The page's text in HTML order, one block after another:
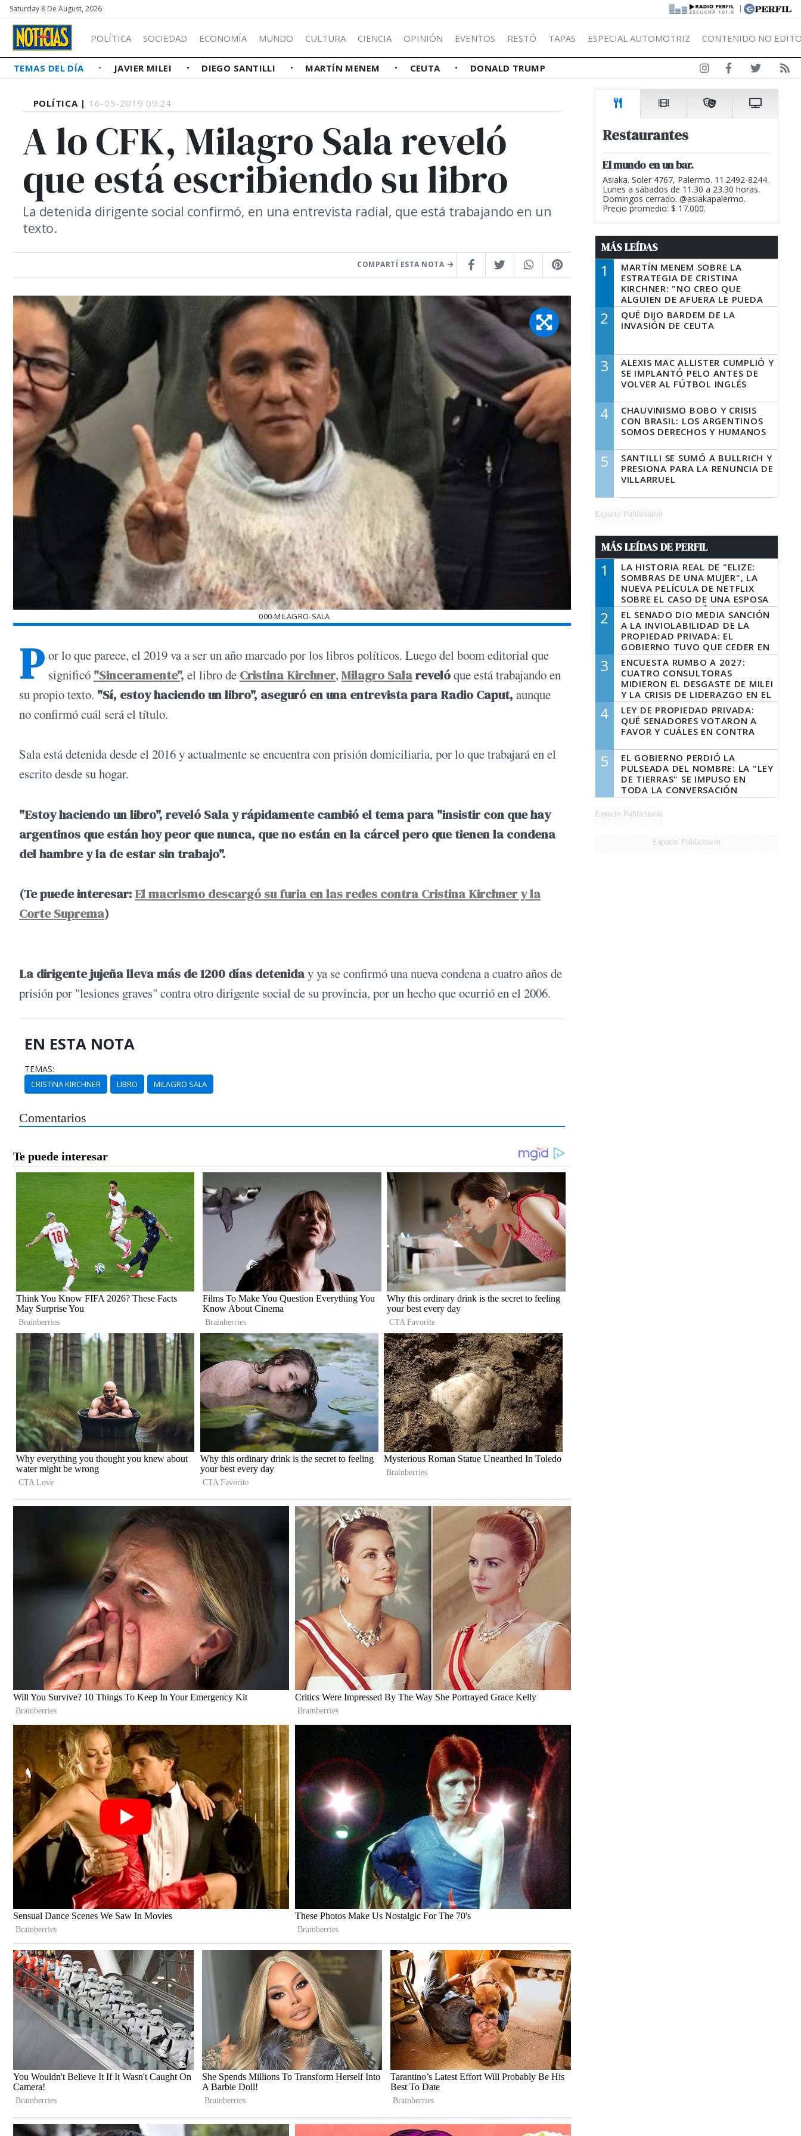
Saturday 8 De August, 2026 |
POLÍTICA SOCIEDAD ECONOMÍA MUNDO CULTURA CIENCIA OPINIÓN EVENTOS RESTÓ TAPAS ESPECIAL AUTOMOTRIZ CONTENIDO NO
TEMAS DEL DÍA JAVIER MILEI DIEGO SANTILLI MARTÍN MENEM CEUTA DONALD TRUMP
POLÍTICA | 16-05-2019 09:24
A lo CFK, Milagro Sala reveló
que está escribiendo su libro
La detenida dirigente social confirmó, en una entrevista radial, que está trabajando en un
texto.
COMPARTÍ ESTA NOTA
000-MILAGRO-SALA
P or lo que parece, el 2019 va a ser un año marcado por los libros políticos. Luego del boom editorial que
significó "Sinceramente", el libro de Cristina Kirchner, Milagro Salarevelóque está trabajando en
su propio texto. "Sí, estoy haciendo un libro", aseguró en una entrevista para Radio Caput, aunque
no confirmó cuál será el título.
Sala está detenida desde el 2016 y actualmente se encuentra con prisión domiciliaria, por lo que trabajará en el
escrito desde su hogar.
"Estoy haciendo un libro", reveló Sala y rápidamente cambió el tema para "insistir con que hay
argentinos que están hoy peor que nunca, que no están en la cárcel pero que tienen la condena
del hambre y la de estar sin trabajo".
(Te puede interesar: El macrismo descargó su furia en las redes contra Cristina Kirchner y la
Corte Suprema)
La dirigente jujeña lleva más de 1200 días deteniday ya se confirmó una nueva condena a cuatro años de
prisión por "lesiones graves" contra otro dirigente social de su provincia, por un hecho que ocurrió en el 2006.
EN ESTA NOTA
TEMAS:
CRISTINA KIRCHNER LIBRO MILAGRO SALA
Comentarios
Restaurantes
El mundo en un bar.
Asiaka. Soler 4767, Palermo. 11.2492-8244.
Lunes a sábados de 11.30 a 23.30 horas.
Domingos cerrado. @asiakapalermo.
Precio promedio: $ 17.000.
MÁS LEÍDAS
1
MARTÍN MENEM SOBRE LA
ESTRATEGIA DE CRISTINA
KIRCHNER: "NO CREO QUE
ALGUIEN DE AFUERA LE PUEDA
DECIR A LA JUSTICIA LO QUE
TIENE QUE HACER"
2
QUÉ DIJO BARDEM DE LA
INVASIÓN DE CEUTA
3
ALEXIS MAC ALLISTER CUMPLIÓ Y
SE IMPLANTÓ PELO ANTES DE
VOLVER AL FÚTBOL INGLÉS
4
CHAUVINISMO BOBO Y CRISIS
CON BRASIL: LOS ARGENTINOS
SOMOS DERECHOS Y HUMANOS
5
SANTILLI SE SUMÓ A BULLRICH Y
PRESIONA PARA LA RENUNCIA DE
VILLARRUEL
Espacio Publicitario
MÁS LEÍDAS DE PERFIL
1
LA HISTORIA REAL DE "ELIZE:
SOMBRAS DE UNA MUJER", LA
NUEVA PELÍCULA DE NETFLIX
SOBRE EL CASO DE UNA ESPOSA
QUE DESCUARTIZÓ A SU
MARIDO
2
EL SENADO DIO MEDIA SANCIÓN
A LA INVIOLABILIDAD DE LA
PROPIEDAD PRIVADA: EL
GOBIERNO TUVO QUE CEDER EN
LA LEY DEL MANEJO DEL FUEGO
3
ENCUESTA RUMBO A 2027:
CUATRO CONSULTORAS
MIDIERON EL DESGASTE DE MILEI
Y LA CRISIS DE LIDERAZGO EN EL
PERONISMO
4
LEY DE PROPIEDAD PRIVADA:
QUÉ SENADORES VOTARON A
FAVOR Y CUÁLES EN CONTRA
5
EL GOBIERNO PERDIÓ LA
PULSEADA DEL NOMBRE: LA "LEY
DE TIERRAS" SE IMPUSO EN
TODA LA CONVERSACIÓN
DIGITAL
Espacio Publicitario
Espacio Publicitario